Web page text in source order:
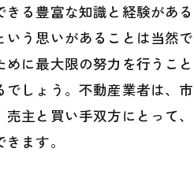
きる豊富な知識と経験があ
いう思いがあることは当然
めに最大限の努力を行うこ
でしょう。不動産業者は、
売主と買い手双方にとって
ます。